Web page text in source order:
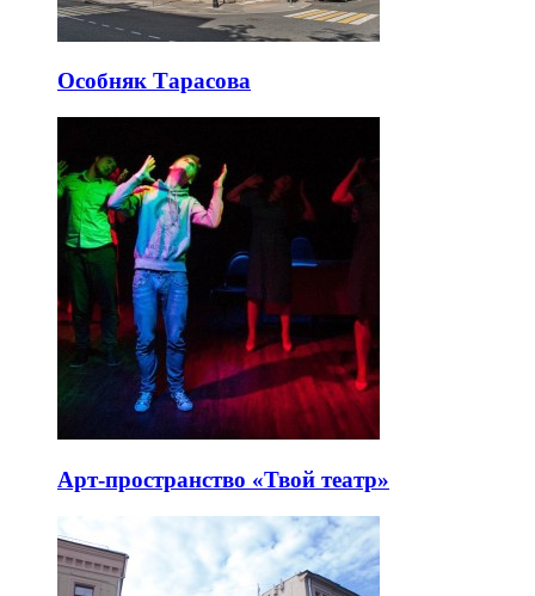
Особняк Тарасова
Арт-пространство «Твой театр»